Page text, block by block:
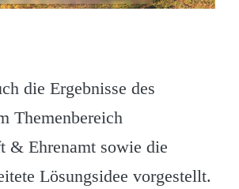
die Ergebnisse des
Themenbereich
& Ehrenamt sowie die
Lösungsidee vorgestellt.